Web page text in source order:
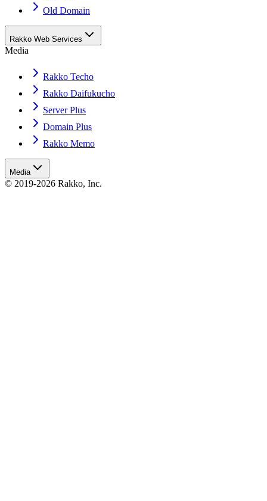
Old Domain
Rakko Web Services
Media
Rakko Techo
Rakko Daifukucho
Server Plus
Domain Plus
Rakko Memo
Media
© 2019-2026 Rakko, Inc.